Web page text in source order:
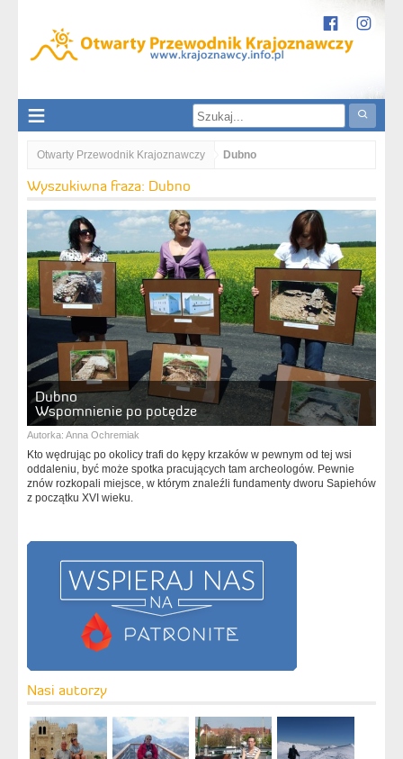
Otwarty Przewodnik Krajoznawczy Dubno
Wyszukiwna fraza: Dubno
Dubno
Wspomnienie po potędze
Autorka: Anna Ochremiak
Kto wędrując po okolicy trafi do kępy krzaków w pewnym od tej wsi
oddaleniu, być może spotka pracujących tam archeologów. Pewnie
znów rozkopali miejsce, w którym znaleźli fundamenty dworu Sapiehów
z początku XVI wieku.
Nasi autorzy